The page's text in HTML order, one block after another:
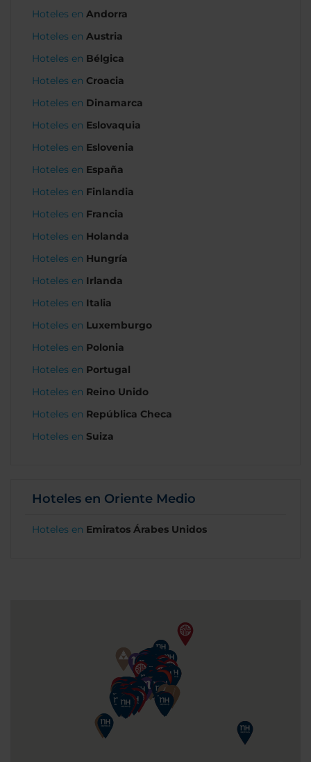
Hoteles en Andorra
Hoteles en Austria
Hoteles en Bélgica
Hoteles en Croacia
Hoteles en Dinamarca
Hoteles en Eslovaquia
Hoteles en Eslovenia
Hoteles en España
Hoteles en Finlandia
Hoteles en Francia
Hoteles en Holanda
Hoteles en Hungría
Hoteles en Irlanda
Hoteles en Italia
Hoteles en Luxemburgo
Hoteles en Polonia
Hoteles en Portugal
Hoteles en Reino Unido
Hoteles en República Checa
Hoteles en Suiza
Hoteles en Oriente Medio
Hoteles en Emiratos Árabes Unidos